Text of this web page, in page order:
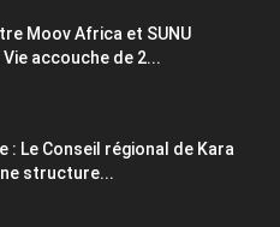
Moov Africa et SUNU
accouche de 2...
: Le Conseil régional de Kara
structure...